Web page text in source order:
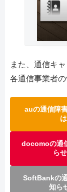
また、通信キ
各通信事業者
auの通信障
docomoの通
ら
SoftBankの
知ら